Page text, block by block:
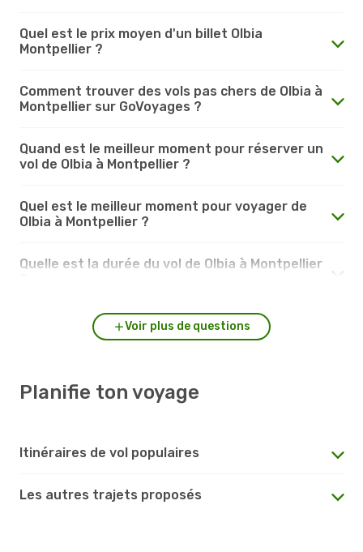
Quel est le prix moyen d'un billet Olbia
Montpellier ?
Comment trouver des vols pas chers de Olbia à
Montpellier sur GoVoyages ?
Quand est le meilleur moment pour réserver un
vol de Olbia à Montpellier ?
Quel est le meilleur moment pour voyager de
Olbia à Montpellier ?
Quelle est la durée du vol de Olbia à Montpellier
Voir plus de questions
Planifie ton voyage
Itinéraires de vol populaires
Les autres trajets proposés